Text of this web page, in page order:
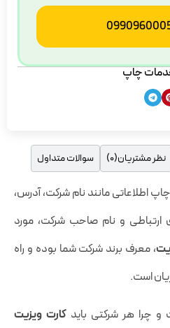
چاپ
نظر مشتریان(0) سوالات متداول
اطلاعاتی مانند نام شرکت، آدرس،
ارتباطی و نام صاحب شرکت، مورد
، معرف برند شرکت شما بوده و راه
است.
چرا هر شرکتی باید کارت ویزیت